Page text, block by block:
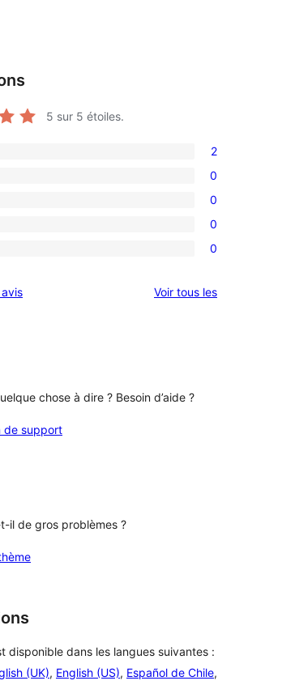
5 sur 5 étoiles.
2
0
0
0
0
Voir tous lesavis
chose à dire ? Besoin d’aide ?
de support
il de gros problèmes ?
disponible dans les langues suivantes :
(UK), English (US), Español de Chile,